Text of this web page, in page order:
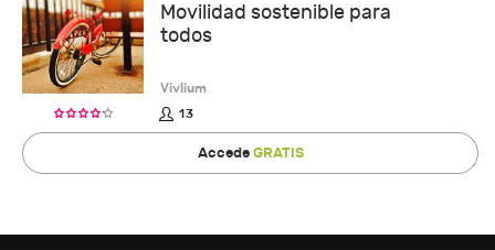
Movilidad sostenible para
todos
Vivlium
13
AccedeGRATIS